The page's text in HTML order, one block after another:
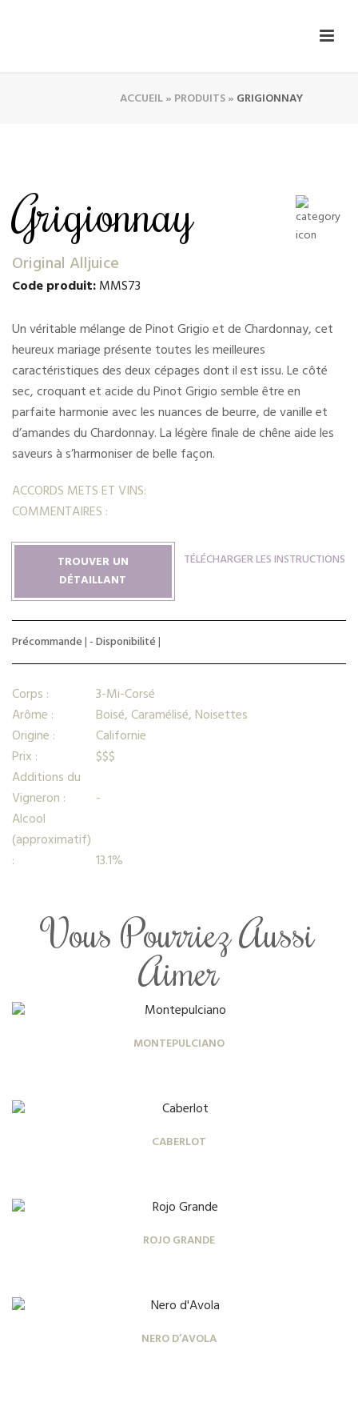
ACCUEIL» PRODUITS» GRIGIONNAY
Grigionnay
Original Alljuice
Code produit:MMS73
Un véritable mélange de Pinot Grigio et de Chardonnay, cet
heureux mariage présente toutes les meilleures
caractéristiques des deux cépages dont il est issu. Le côté
sec, croquant et acide du Pinot Grigio semble être en
parfaite harmonie avec les nuances de beurre, de vanille et
d’amandes du Chardonnay. La légère finale de chêne aide les
saveurs à s’harmoniser de belle façon.
ACCORDS METS ET VINS:
COMMENTAIRES :
TROUVER UN
DÉTAILLANT
TÉLÉCHARGER LES INSTRUCTIONS
Précommande| -Disponibilité|
Corps :
3-Mi-Corsé
Arôme :
Boisé, Caramélisé, Noisettes
Origine :
Californie
Prix :
$$$
Additions du
Vigneron :
-
Alcool
(approximatif)
:
13.1%
Vous Pourriez Aussi
Aimer
MONTEPULCIANO
CABERLOT
ROJO GRANDE
NERO D’AVOLA